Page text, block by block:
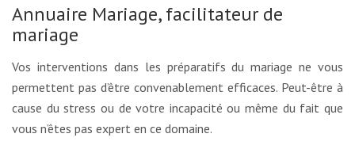
Annuaire Mariage, facilitateur de
mariage
Vos interventions dans les préparatifs du mariage ne vous
permettent pas d’être convenablement efficaces. Peut-être à
cause du stress ou de votre incapacité ou même du fait que
vous n’êtes pas expert en ce domaine.